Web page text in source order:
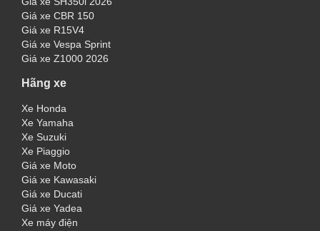
Giá xe CBR 150
Giá xe R15V4
Giá xe Vespa Sprint
Giá xe Z1000 2026
Hãng xe
Xe Honda
Xe Yamaha
Xe Suzuki
Xe Piaggio
Giá xe Moto
Giá xe Kawasaki
Giá xe Ducati
Giá xe Yadea
Xe máy điện